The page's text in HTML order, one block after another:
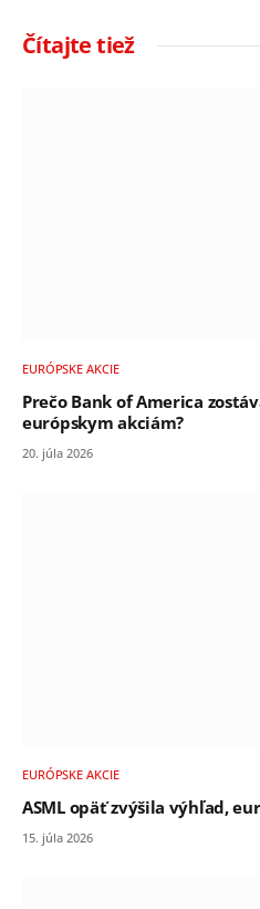
Čítajte tiež
EURÓPSKE AKCIE
Prečo Bank of America
európskym akciám?
20. júla 2026
EURÓPSKE AKCIE
ASML opäť zvýšila výhľad,
15. júla 2026